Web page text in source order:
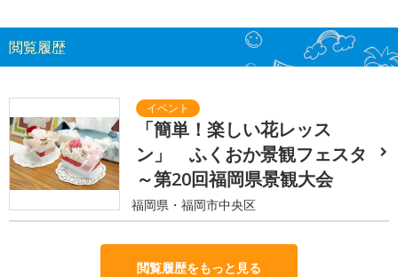
閲覧履歴
「簡単！楽しい花レッス
ン」 ふくおか景観フェスタ
～第20回福岡県景観大会
福岡県・福岡市中央区
閲覧履歴をもっと見る